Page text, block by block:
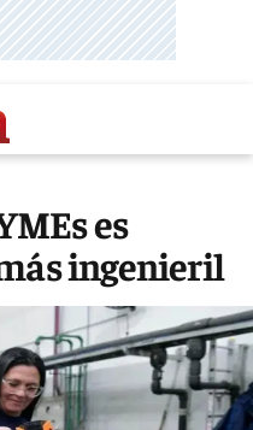
es
ingenieril